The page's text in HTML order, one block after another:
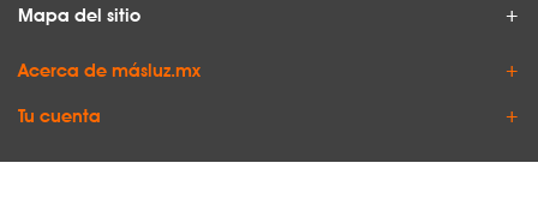
Mapa del sitio
Acerca de másluz.mx
Tu cuenta